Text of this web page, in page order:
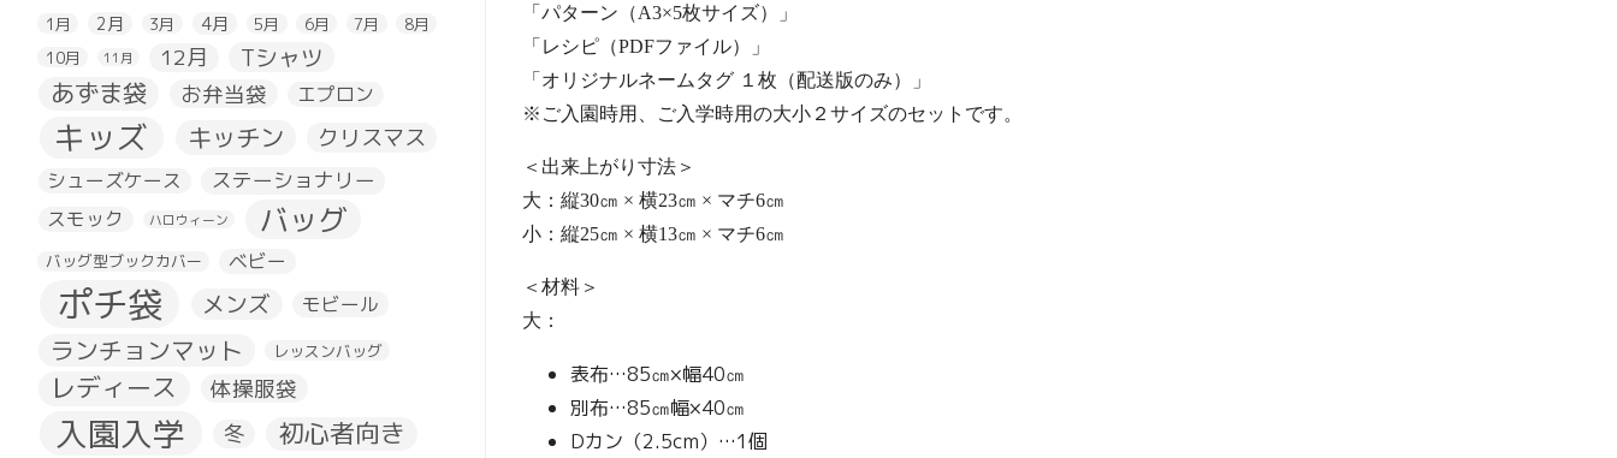
「パターン（A3×5枚サイズ）」
「レシピ（PDFファイル）」
「オリジナルネームタグ １枚（配送版のみ）」
※ご入園時用、ご入学時用の大小２サイズのセットです。
＜出来上がり寸法＞
大：縦30㎝ × 横23㎝ × マチ6㎝
小：縦25㎝ × 横13㎝ × マチ6㎝
＜材料＞
大：
表布…85㎝×幅40㎝
別布…85㎝幅×40㎝
Dカン（2.5cm）…1個
1月 2月 3月 4月 5月 6月 7月
8月
10月
11月 12月 Tシャツ
あずま袋 お弁当袋 エプロン
キッズ キッチン クリスマス
シューズケース ステーショナリー
スモック ハロウィーン バッグ
バッグ型ブックカバー ベビー
ポチ袋 メンズ モビール
ランチョンマット レッスンバッグ
レディース 体操服袋
入園入学 冬 初心者向き